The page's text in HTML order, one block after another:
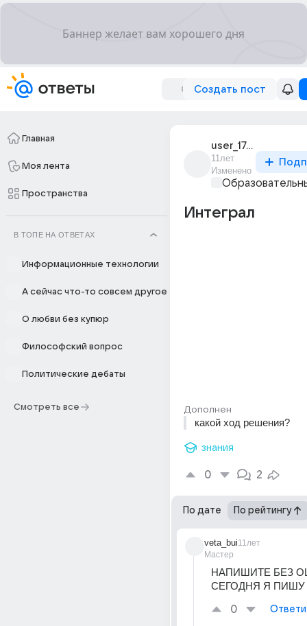
Создать пост
Главная
Моя лента
Пространства
В ТОПЕ НА ОТВЕТАХ
Информационные технологии
А сейчас что-то совсем другое
О любви без купюр
Философский вопрос
Политические дебаты
Смотреть все
user_175716943
11лет
Изменено
Интеграл
Дополнен
какой ход решения?
знания
0 2
По дате По рейтингу
veta_bui
Мастер
11лет
НАПИШИТЕ БЕЗ
СЕГОДНЯ Я ПИШУ
0